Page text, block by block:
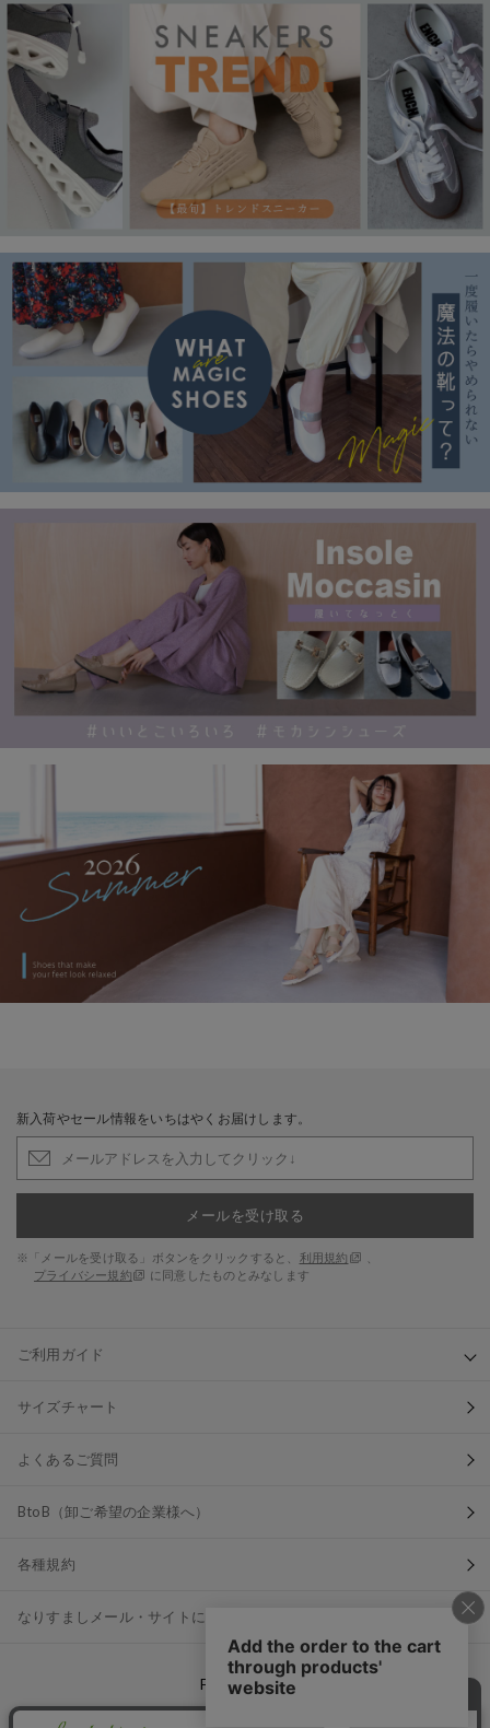
新入荷やセール情報をいちはやくお届けします。
メールを受け取る
※「メールを受け取る」ボタンをクリックすると、 利用規約
プライバシー規約
に同意したものとみなします
ご利用ガイド
サイズチャート
よくあるご質問
BtoB（卸ご希望の企業様へ）
各種規約
なりすましメール・サイトにご注意ください
FOLLOW US